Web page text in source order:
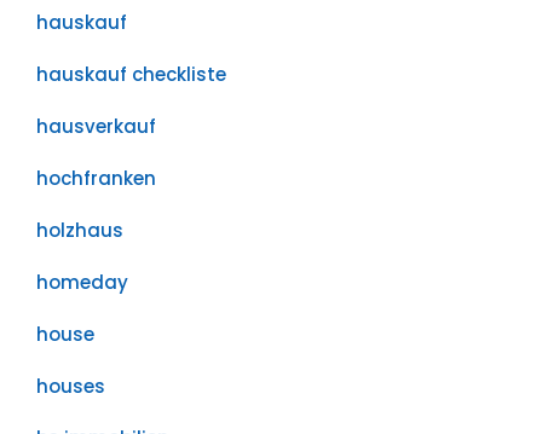
hauskauf
hauskauf checkliste
hausverkauf
hochfranken
holzhaus
homeday
house
houses